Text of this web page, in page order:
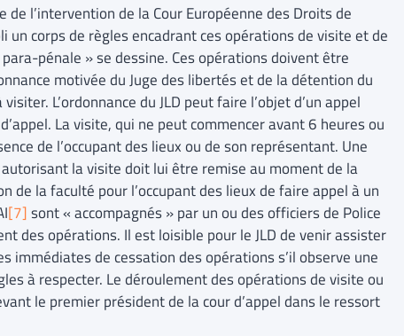
l’intervention de la Cour Européenne des Droits de
un corps de règles encadrant ces opérations de visite et de
para-pénale » se dessine. Ces opérations doivent être
motivée du Juge des libertés et de la détention du
L’ordonnance du JLD peut faire l’objet d’un appel
La visite, qui ne peut commencer avant 6 heures ou
de l’occupant des lieux ou de son représentant. Une
autorisant la visite doit lui être remise au moment de la
de la faculté pour l’occupant des lieux de faire appel à un
[7]sont « accompagnés » par un ou des officiers de Police
des opérations. Il est loisible pour le JLD de venir assister
immédiates de cessation des opérations s’il observe une
à respecter. Le déroulement des opérations de visite ou
le premier président de la cour d’appel dans le ressort